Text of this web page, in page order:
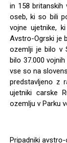
in 158 britanskih
oseb, ki so bili
vojne ujetnike,
Avstro-Ogrski je
ozemlji je bilo v
bilo 37.000
vse so na
predstavljeno z
ujetniki carske
ozemlju v Parku
Pripadniki